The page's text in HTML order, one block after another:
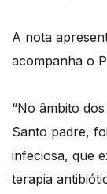
A nota
acompanha o
“No âmbito
Santo padre,
infeciosa, que
terapia